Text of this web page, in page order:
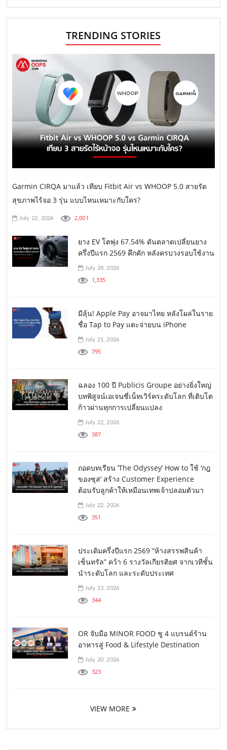
TRENDING STORIES
Garmin CIRQA มาแล้ว เทียบ Fitbit Air vs WHOOP 5.0 สายรัด
สุขภาพไร้จอ 3 รุ่น แบบไหนเหมาะกับใคร?
July 22, 2026 2,001
ยาง EV โตพุ่ง 67.54% ดันตลาดเปลี่ยนยาง
ครึ่งปีแรก 2569 คึกคัก หลังครบวงรอบใช้งาน
July 28, 2026
1,335
มีลุ้น! Apple Pay อาจมาไทย หลังโผล่ในราย
ชื่อ Tap to Pay แตะจ่ายบน iPhone
July 21, 2026
795
ฉลอง 100 ปี Publicis Groupe อย่างยิ่งใหญ่
บทพิสูจน์เอเจนซี่เน็ทเวิร์คระดับโลก ที่เติบโต
ก้าวผ่านทุกการเปลี่ยนแปลง
July 22, 2026
387
ถอดบทเรียน ‘The Odyssey’ How to ใช้ ‘กฎ
ของซุส’ สร้าง Customer Experience
ต้อนรับลูกค้าให้เหมือนเทพเจ้าปลอมตัวมา
July 22, 2026
351
ประเดิมครึ่งปีแรก 2569 “ห้างสรรพสินค้า
เซ็นทรัล” คว้า 6 รางวัลเกียรติยศ จากเวทีชั้น
นำระดับโลก และระดับประเทศ
July 23, 2026
344
OR จับมือ MINOR FOOD ชู 4 แบรนด์ร้าน
อาหารสู่ Food & Lifestyle Destination
July 20, 2026
323
VIEW MORE